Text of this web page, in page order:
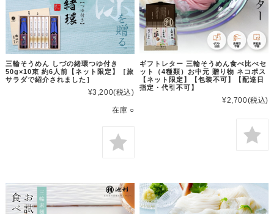
三輪そうめん しづの緒環つゆ付き
50g×10束 約6人前【ネット限定】［旅
サラダで紹介されました］
¥3,200(税込)
在庫 ○
ギフトレター 三輪そうめん食べ比べセ
ット（4種類）お中元 贈り物 ネコポス
【ネット限定】【包装不可】【配達日
指定・代引不可】
¥2,700(税込)